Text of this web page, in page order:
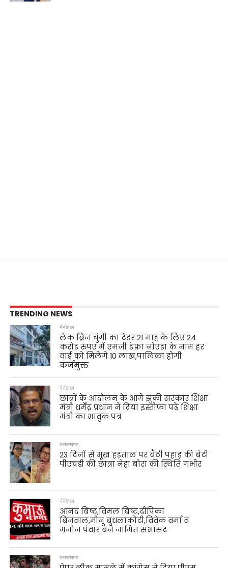
TRENDING NEWS
नैनीताल
लेक ब्रिज चुंगी का टेंडर 21 माह के लिए 24
करोड़ रुपए में एमजी इंफ़्रा नोएडा के नाम हर
वार्ड को मिलेंगे 10 लाख,पालिका होगी
कर्जमुक्त
नैनीताल
छात्रों के आंदोलन के आगे झुकी सरकार शिक्षा
मंत्री धर्मेंद्र प्रधान ने दिया इस्तीफा पढ़े शिक्षा
मंत्री का भावुक पत्र
उत्तराखण्ड
23 दिनों से भूख हड़ताल पर बैठी पहाड़ की बेटी
पीएचडी की छात्रा नेहा बोरा की स्थिति गंभीर
नैनीताल
आनंद बिष्ट,विमल बिष्ट,दीपिका
बिनवाल,मीनू बुधलाकोटी,विवेक वर्मा व
मनोज पंवार बने नामित सभासद
उत्तराखण्ड